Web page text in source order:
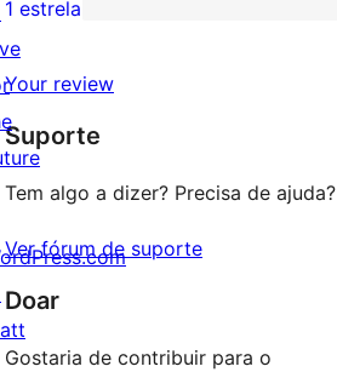
2
avaliação
com
1
estrela
1 estrela
Your review
Suporte
Tem algo a dizer? Precisa de ajuda?
Ver fórum de suporte
Doar
Gostaria de contribuir para o